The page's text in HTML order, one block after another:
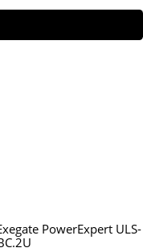
PowerExpert ULS-